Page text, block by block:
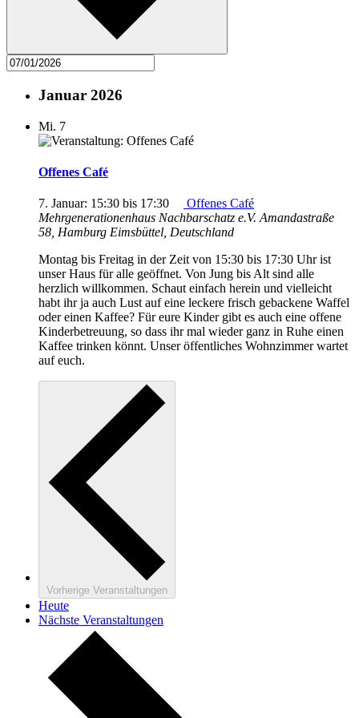
Januar 2026
Mi. 7
Offenes Café
7. Januar: 15:30 bis 17:30
Offenes Café
Mehrgenerationenhaus Nachbarschatz e.V. Amandastraße
58, Hamburg Eimsbüttel, Deutschland
Montag bis Freitag in der Zeit von 15:30 bis 17:30 Uhr ist
unser Haus für alle geöffnet. Von Jung bis Alt sind alle
herzlich willkommen. Schaut einfach herein und vielleicht
habt ihr ja auch Lust auf eine leckere frisch gebackene Waffel
oder einen Kaffee? Für eure Kinder gibt es auch eine offene
Kinderbetreuung, so dass ihr mal wieder ganz in Ruhe einen
Kaffee trinken könnt. Unser öffentliches Wohnzimmer wartet
auf euch.
Vorherige Veranstaltungen
Heute
Nächste Veranstaltungen